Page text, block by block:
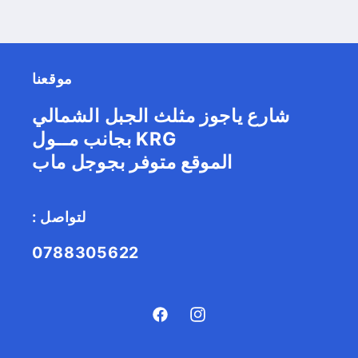
موقعنا
شارع ياجوز مثلث الجبل الشمالي
بجانب مــول KRG
الموقع متوفر بجوجل ماب
: لتواصل
0788305622
FacebookInstagram